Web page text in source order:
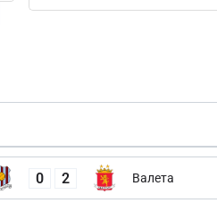
0 2 Валета